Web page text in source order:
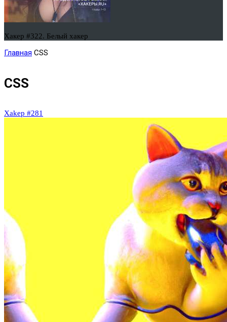
Хакер #322. Белый хакер
Главная CSS
CSS
Xakep #281